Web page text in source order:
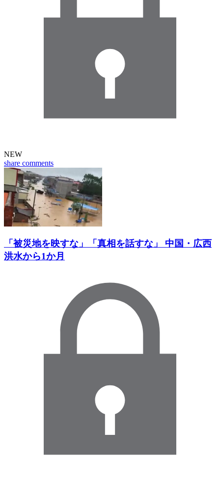
NEW
share comments
「被災地を映すな」「真相を話すな」 中国・広西
洪水から1か月